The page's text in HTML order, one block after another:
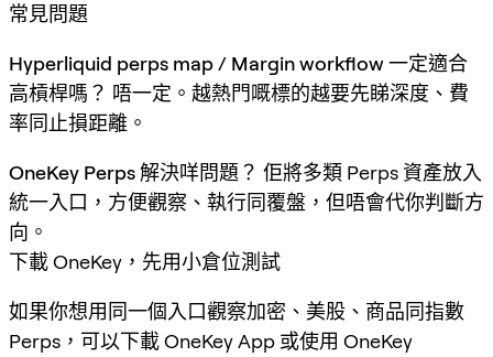
常見問題
Hyperliquid perps map / Margin workflow 一定適合
高槓桿嗎？ 唔一定。越熱門嘅標的越要先睇深度、費
率同止損距離。
OneKey Perps 解決咩問題？ 佢將多類 Perps 資產放入
統一入口，方便觀察、執行同覆盤，但唔會代你判斷方
向。
下載 OneKey，先用小倉位測試
如果你想用同一個入口觀察加密、美股、商品同指數
Perps，可以下載 OneKey App 或使用 OneKey